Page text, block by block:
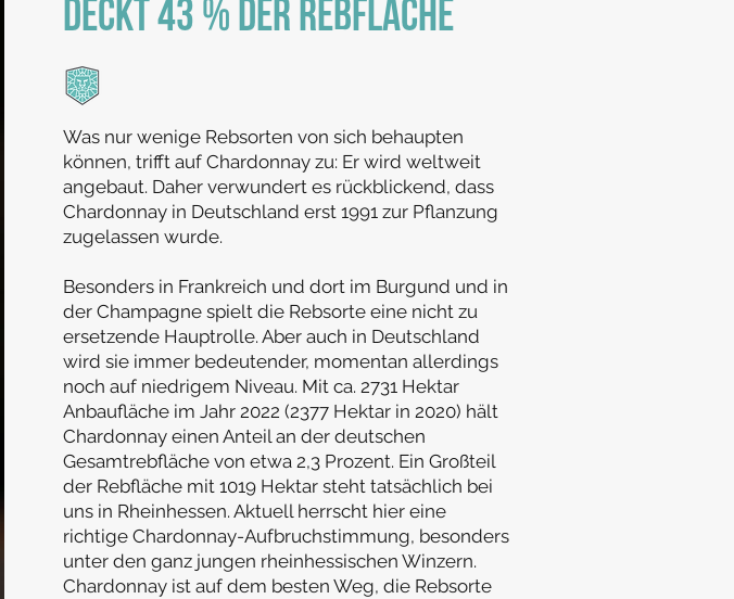
deckt 43 % der Rebfläche
Was nur wenige Rebsorten von sich behaupten
können, trifft auf Chardonnay zu: Er wird weltweit
angebaut. Daher verwundert es rückblickend, dass
Chardonnay in Deutschland erst 1991 zur Pflanzung
zugelassen wurde.
Besonders in Frankreich und dort im Burgund und in
der Champagne spielt die Rebsorte eine nicht zu
ersetzende Hauptrolle. Aber auch in Deutschland
wird sie immer bedeutender, momentan allerdings
noch auf niedrigem Niveau. Mit ca. 2731 Hektar
Anbaufläche im Jahr 2022 (2377 Hektar in 2020) hält
Chardonnay einen Anteil an der deutschen
Gesamtrebfläche von etwa 2,3 Prozent. Ein Großteil
der Rebfläche mit 1019 Hektar steht tatsächlich bei
uns in Rheinhessen. Aktuell herrscht hier eine
richtige Chardonnay-Aufbruchstimmung, besonders
unter den ganz jungen rheinhessischen Winzern.
Chardonnay ist auf dem besten Weg, die Rebsorte